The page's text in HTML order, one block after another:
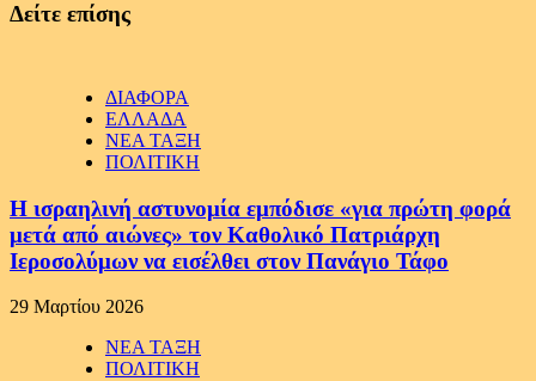
Δείτε επίσης
ΔΙΑΦΟΡΑ
ΕΛΛΑΔΑ
ΝΕΑ ΤΑΞΗ
ΠΟΛΙΤΙΚΗ
Η ισραηλινή αστυνομία εμπόδισε «για πρώτη φορά
μετά από αιώνες» τον Καθολικό Πατριάρχη
Ιεροσολύμων να εισέλθει στον Πανάγιο Τάφο
29 Μαρτίου 2026
ΝΕΑ ΤΑΞΗ
ΠΟΛΙΤΙΚΗ